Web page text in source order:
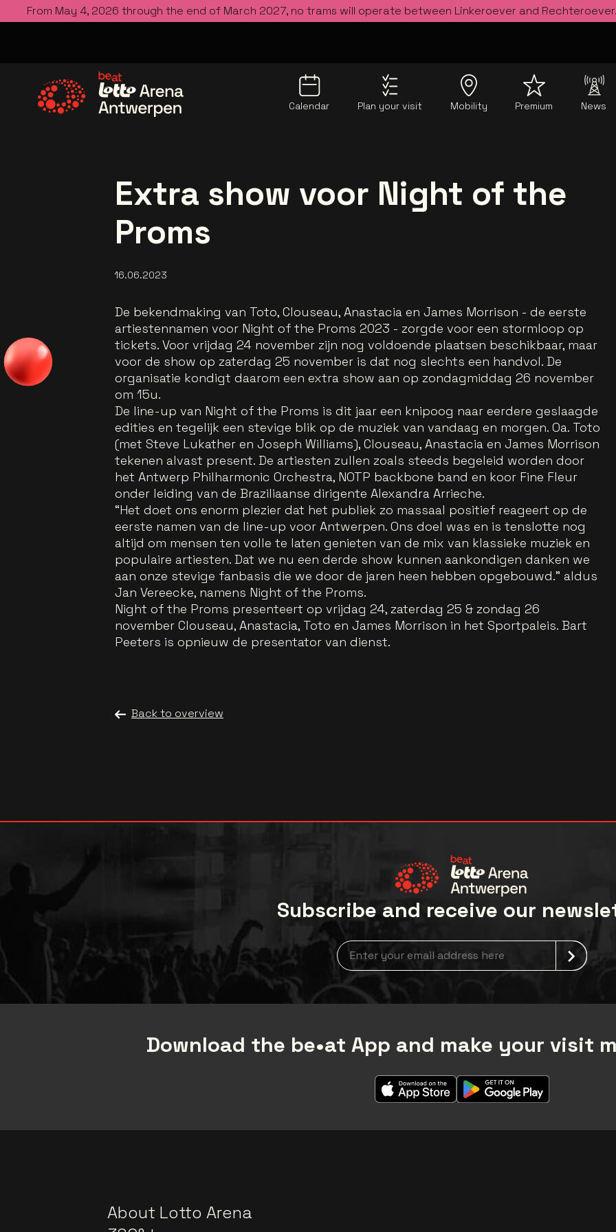
From May 4, 2026 through the end of March 2027, no trams will operate between Linkeroever and
Calendar Plan your visit Mobility Premium News
Extra show voor Night of the
Proms
16.06.2023
De bekendmaking van Toto, Clouseau, Anastacia en James Morrison - de eerste
artiestennamen voor Night of the Proms 2023 - zorgde voor een stormloop op
tickets. Voor vrijdag 24 november zijn nog voldoende plaatsen beschikbaar, maar
voor de show op zaterdag 25 november is dat nog slechts een handvol. De
organisatie kondigt daarom een extra show aan op zondagmiddag 26 november
om 15u.
De line-up van Night of the Proms is dit jaar een knipoog naar eerdere geslaagde
edities en tegelijk een stevige blik op de muziek van vandaag en morgen. Oa. Toto
(met Steve Lukather en Joseph Williams), Clouseau, Anastacia en James Morrison
tekenen alvast present. De artiesten zullen zoals steeds begeleid worden door
het Antwerp Philharmonic Orchestra, NOTP backbone band en koor Fine Fleur
onder leiding van de Braziliaanse dirigente Alexandra Arrieche.
“Het doet ons enorm plezier dat het publiek zo massaal positief reageert op de
eerste namen van de line-up voor Antwerpen. Ons doel was en is tenslotte nog
altijd om mensen ten volle te laten genieten van de mix van klassieke muziek en
populaire artiesten. Dat we nu een derde show kunnen aankondigen danken we
aan onze stevige fanbasis die we door de jaren heen hebben opgebouwd.” aldus
Jan Vereecke, namens Night of the Proms.
Night of the Proms presenteert op vrijdag 24, zaterdag 25 & zondag 26
november Clouseau, Anastacia, Toto en James Morrison in het Sportpaleis. Bart
Peeters is opnieuw de presentator van dienst.
Back to overview
Subscribe and receive our
Newsletter grabber
Download the be•at App and make your visit
About Lotto Arena